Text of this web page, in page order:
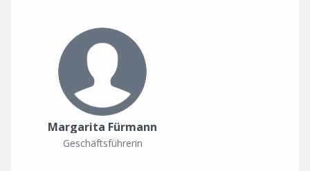
Margarita Fürmann
Geschäftsführerin